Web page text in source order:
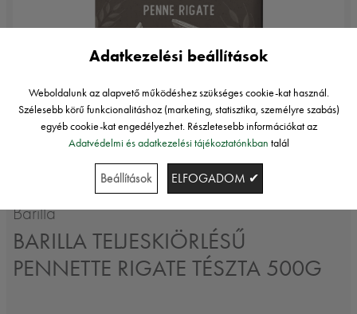
Barilla
BARILLA TELJESKIÖRLÉSŰ
PENNETTE RIGATE TÉSZTA 500G
Adatkezelési beállítások
Weboldalunk az alapvető működéshez szükséges cookie-kat használ.
Szélesebb körű funkcionalitáshoz (marketing, statisztika, személyre szabás)
egyéb cookie-kat engedélyezhet. Részletesebb információkat az
Adatvédelmi és adatkezelési tájékoztatónkban talál
Beállítások ELFOGADOM ✔